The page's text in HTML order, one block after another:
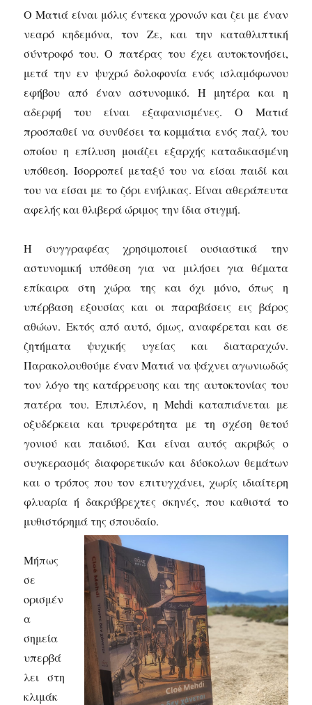
Ο Ματιά είναι μόλις έντεκα χρονών και ζει με έναν
νεαρό κηδεμόνα, τον Ζε, και την καταθλιπτική
σύντροφό του. Ο πατέρας του έχει αυτοκτονήσει,
μετά την εν ψυχρώ δολοφονία ενός ισλαμόφωνου
εφήβου από έναν αστυνομικό. Η μητέρα και η
αδερφή του είναι εξαφανισμένες. Ο Ματιά
προσπαθεί να συνθέσει τα κομμάτια ενός παζλ του
οποίου η επίλυση μοιάζει εξαρχής καταδικασμένη
υπόθεση. Ισορροπεί μεταξύ του να είσαι παιδί και
του να είσαι με το ζόρι ενήλικας. Είναι αθεράπευτα
αφελής και θλιβερά ώριμος την ίδια στιγμή.
Η συγγραφέας χρησιμοποιεί ουσιαστικά την
αστυνομική υπόθεση για να μιλήσει για θέματα
επίκαιρα στη χώρα της και όχι μόνο, όπως η
υπέρβαση εξουσίας και οι παραβάσεις εις βάρος
αθώων. Εκτός από αυτό, όμως, αναφέρεται και σε
ζητήματα ψυχικής υγείας και διαταραχών.
Παρακολουθούμε έναν Ματιά να ψάχνει αγωνιωδώς
τον λόγο της κατάρρευσης και της αυτοκτονίας του
πατέρα του. Επιπλέον, η Mehdi καταπιάνεται με
οξυδέρκεια και τρυφερότητα με τη σχέση θετού
γονιού και παιδιού. Και είναι αυτός ακριβώς ο
συγκερασμός διαφορετικών και δύσκολων θεμάτων
και ο τρόπος που τον επιτυγχάνει, χωρίς ιδιαίτερη
φλυαρία ή δακρύβρεχτες σκηνές, που καθιστά το
μυθιστόρημά της σπουδαίο.
Μήπως
σε
ορισμέν
α
σημεία
υπερβά
λει στη
κλιμάκ